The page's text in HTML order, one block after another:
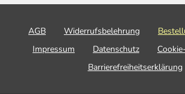
AGB Widerrufsbelehrung
Impressum
Datenschutz
Barrierefreiheitserklärung